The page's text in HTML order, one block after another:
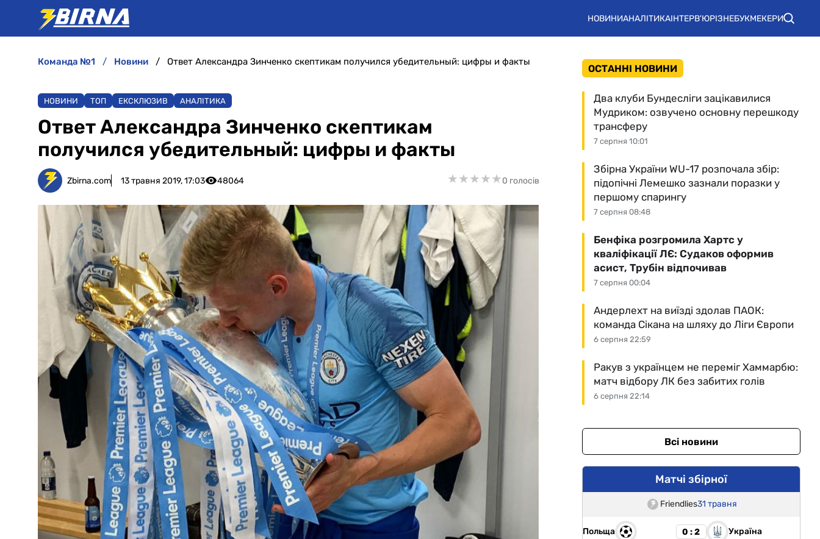
НОВИНИАНАЛІТИКАІНТЕРВ'ЮРІЗНЕБУКМЕКЕРИ
команда №1 новини Ответ Александра Зинченко скептикам получился убедительный: цифры и факты
НОВИНИ ТОП ЕКСКЛЮЗИВ АНАЛІТИКА
Ответ Александра Зинченко скептикам
получился убедительный: цифры и факты
Zbirna.com 13 травня 2019, 17:03 48064 ★★★★★
★★★★★0 голосів
ОСТАННІ НОВИНИ
7 серпня 10:01
Два клуби Бундесліги зацікавилися
Мудриком: озвучено основну перешкоду
трансферу
7 серпня 08:48
Збірна України WU-17 розпочала збір:
підопічні Лемешко зазнали поразки у
першому спарингу
7 серпня 00:04
Бенфіка розгромила Хартс у
кваліфікації ЛЄ: Судаков оформив
асист, Трубін відпочивав
6 серпня 22:59
Андерлехт на виїзді здолав ПАОК:
команда Сікана на шляху до Ліги Європи
6 серпня 22:14
Ракув з українцем не переміг Хаммарбю:
матч відбору ЛК без забитих голів
Всі новини
Матчі збірної
Friendlies31 травня
Польща 0 : 2 Україна